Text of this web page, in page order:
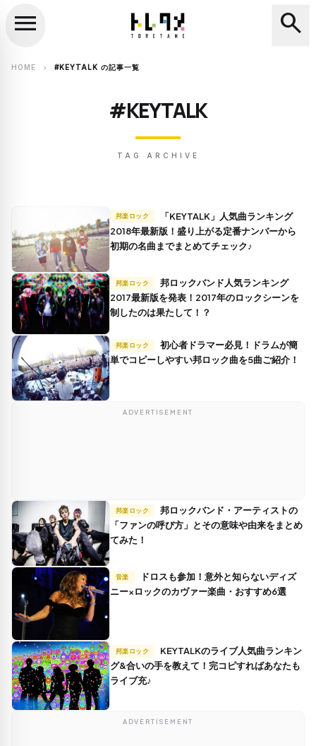
search
menu search
HOME chevron_right #KEYTALK の記事一覧
#KEYTALK
TAG ARCHIVE
邦楽ロック
2018年最新版！盛り上がる定番ナンバーから
初期の名曲までまとめてチェック♪
邦楽ロック
邦ロックバンド人気ランキング
2017最新版を発表！2017年のロックシーンを
制したのは果たして！？
邦楽ロック
初心者ドラマー必見！ドラムが簡
単でコピーしやすい邦ロック曲を5曲ご紹介！
ADVERTISEMENT
邦楽ロック
邦ロックバンド・アーティストの
「ファンの呼び方」とその意味や由来をまとめ
てみた！
音楽
ニー×ロックのカヴァー楽曲・おすすめ6選
邦楽ロック
グ&合いの手を教えて！完コピすればあなたも
ライブ充♪
ADVERTISEMENT